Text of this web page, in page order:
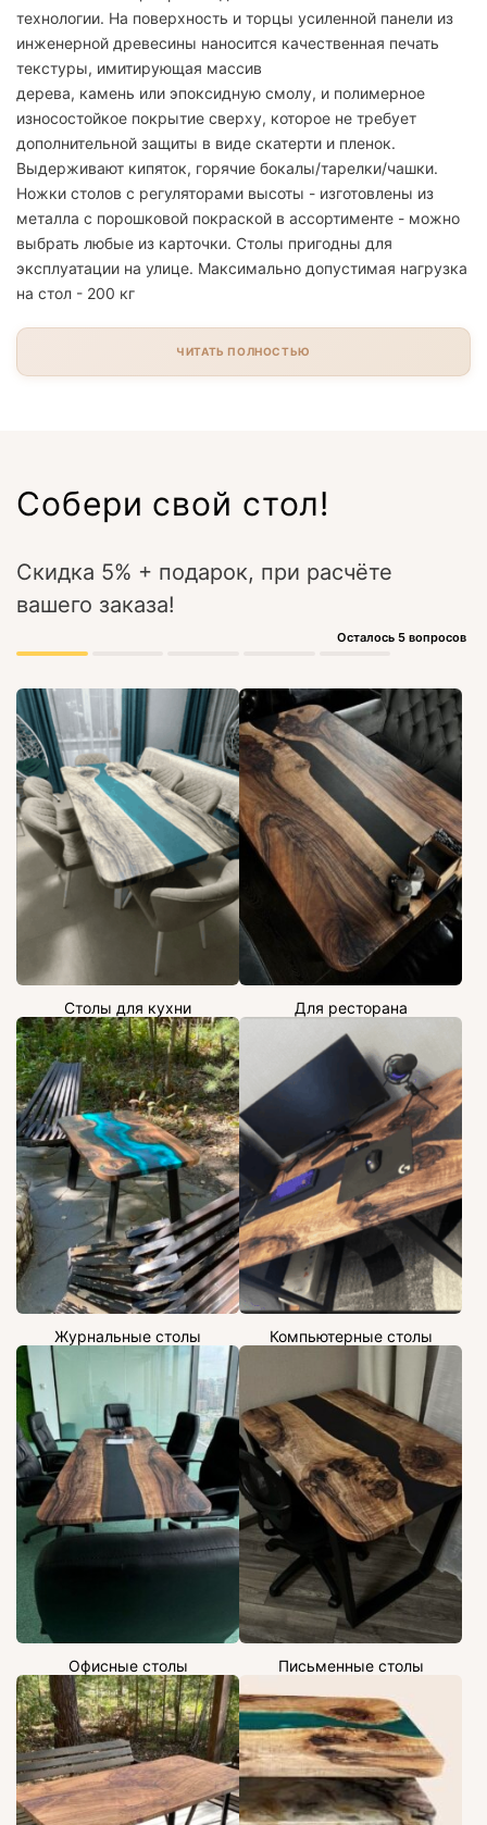
технологии. На поверхность и торцы усиленной панели из
инженерной древесины наносится качественная печать
текстуры, имитирующая массив
дерева, камень или эпоксидную смолу, и полимерное
износостойкое покрытие сверху, которое не требует
дополнительной защиты в виде скатерти и пленок.
Выдерживают кипяток, горячие бокалы/тарелки/чашки.
Ножки столов с регуляторами высоты - изготовлены из
металла с порошковой покраской в ассортименте - можно
выбрать любые из карточки. Столы пригодны для
эксплуатации на улице. Максимально допустимая нагрузка
на стол - 200 кг
ЧИТАТЬ ПОЛНОСТЬЮ
Собери свой стол!
Скидка 5% + подарок, при расчёте
вашего заказа!
Осталось 5 вопросов
Столы для кухни Для ресторана
Журнальные столы Компьютерные столы
Офисные столы Письменные столы